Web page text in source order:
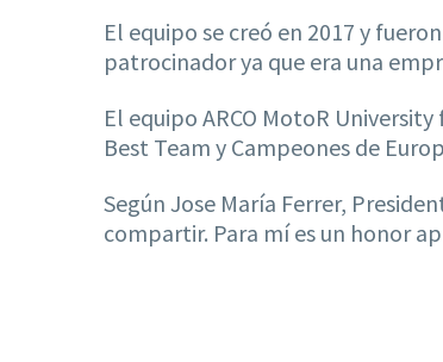
El equipo se creó en 2017 y
patrocinador ya que era una
El equipo ARCO MotoR
Best Team y Campeones de
Según Jose María Ferrer,
compartir. Para mí es un honor